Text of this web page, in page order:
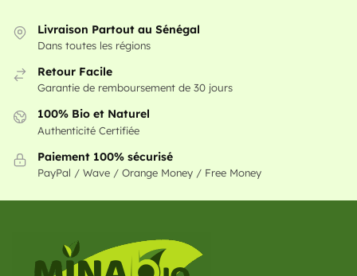
Livraison Partout au Sénégal
Dans toutes les régions
Retour Facile
Garantie de remboursement de 30 jours
100% Bio et Naturel
Authenticité Certifiée
Paiement 100% sécurisé
PayPal / Wave / Orange Money / Free Money